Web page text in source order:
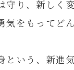
守り、新しく
気をもってど
という、新進